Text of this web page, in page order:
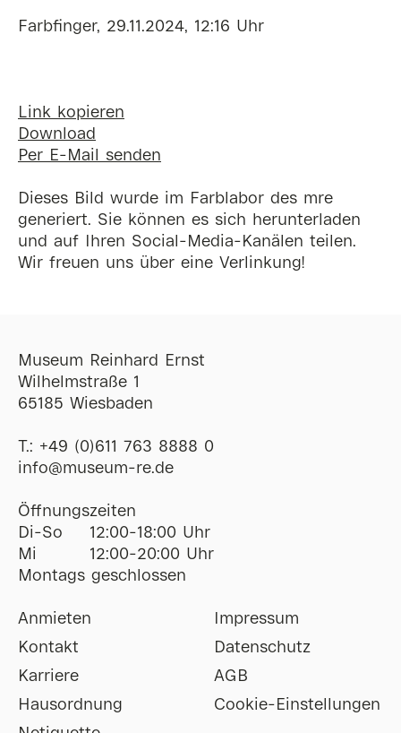
Farbfinger, 29.11.2024, 12:16 Uhr
Link kopieren
Download
Per E-Mail senden
Dieses Bild wurde im Farblabor des mre
generiert. Sie können es sich herunterladen
und auf Ihren Social-Media-Kanälen teilen.
Wir freuen uns über eine Verlinkung!
Museum Reinhard Ernst
Wilhelmstraße 1
65185 Wiesbaden
T.: +49 (0)611 763 8888 0
ofni@museum-re de
Öffnungszeiten
Di-So
12:00-18:00 Uhr
Mi
12:00-20:00 Uhr
Montags geschlossen
Anmieten
Kontakt
Karriere
Hausordnung
Impressum
Datenschutz
AGB
Cookie-Einstellungen